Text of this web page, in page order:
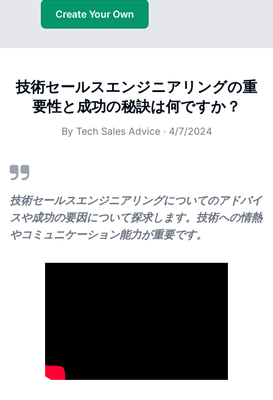
Create Your Own
技術セールスエンジニアリングの重
要性と成功の秘訣は何ですか？
By Tech Sales Advice· 4/7/2024
技術セールスエンジニアリングについてのアドバイ
スや成功の要因について探求します。技術への情熱
やコミュニケーション能力が重要です。